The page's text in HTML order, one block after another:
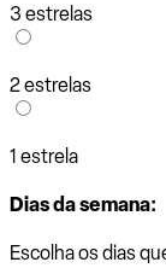
3 estrelas
2 estrelas
1 estrela
Dias da semana:
Escolha os dias